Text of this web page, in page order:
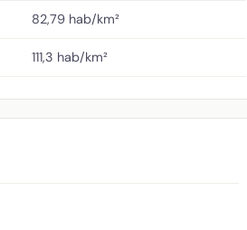
82,79 hab/km²
111,3 hab/km²